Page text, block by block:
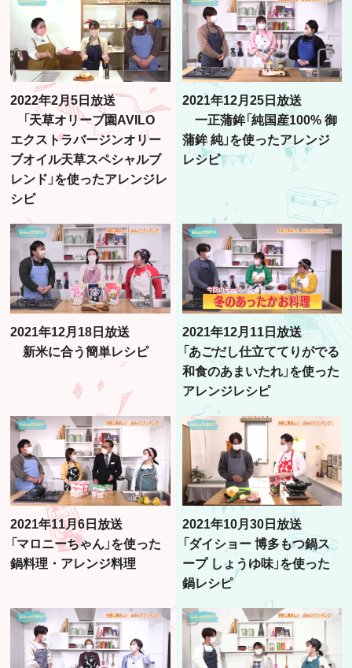
2022年2月5日放送
「天草オリーブ園AVILO
エクストラバージンオリー
ブオイル天草スペシャルブ
レンド」を使ったアレンジレ
シピ
2021年12月25日放送
一正蒲鉾「純国産100% 御
蒲鉾 純」を使ったアレンジ
レシピ
2021年12月18日放送
新米に合う簡単レシピ
2021年12月11日放送
「あごだし仕立ててりがでる
和食のあまいたれ」を使った
アレンジレシピ
2021年11月6日放送
「マロニーちゃん」を使った
鍋料理・アレンジ料理
2021年10月30日放送
「ダイショー 博多もつ鍋ス
ープ しょうゆ味」を使った
鍋レシピ